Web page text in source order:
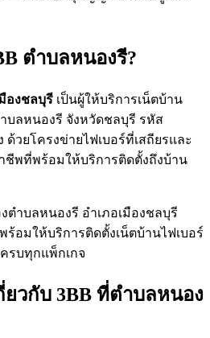
ตำบลหนองรี?
องชลบุรี เป็นผู้ให้บริการเน็ตบ้าน
บลหนองรี จังหวัดชลบุรี รหัส
ด้วยโครงข่ายไฟเบอร์ที่เสถียรและ
ชีพที่พร้อมให้บริการติดตั้งถึงบ้าน
ำบลหนองรี อำเภอเมืองชลบุรี
พร้อมให้บริการติดตั้งเน็ตบ้านไฟเบอร์
ครบทุกแพ็กเกจ
วกับ 3BB ที่ตำบลหนอง